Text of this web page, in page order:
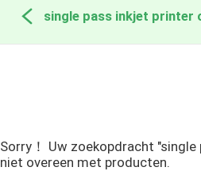
single pass inkjet printer
Sorry！ Uw zoekopdracht
niet overeen met producten.